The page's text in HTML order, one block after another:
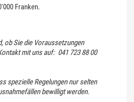
Franken.
ob Sie die Voraussetzungen
mit uns auf: 041 723 88 00
spezielle Regelungen nur selten
bewilligt werden.